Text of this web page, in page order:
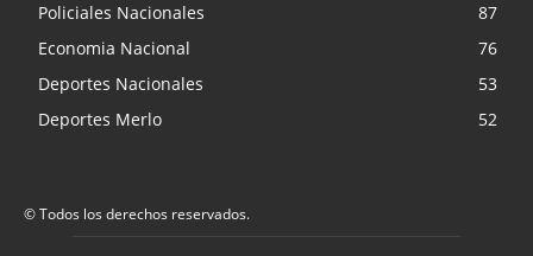
Policiales Nacionales
87
Economia Nacional
76
Deportes Nacionales
53
Deportes Merlo
52
© Todos los derechos reservados.